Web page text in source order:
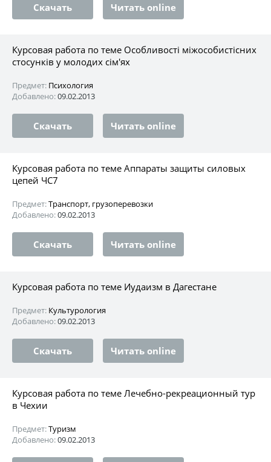
Скачать Читать online
Курсовая работа по теме Особливості міжособистісних
стосунків у молодих сім'ях
Предмет: Психология
Добавлено:09.02.2013
Скачать Читать online
Курсовая работа по теме Аппараты защиты силовых
цепей ЧС7
Предмет:Транспорт, грузоперевозки
Добавлено:09.02.2013
Скачать Читать online
Курсовая работа по теме Иудаизм в Дагестане
Предмет: Культурология
Добавлено:09.02.2013
Скачать Читать online
Курсовая работа по теме Лечебно-рекреационный тур
в Чехии
Предмет:Туризм
Добавлено:09.02.2013